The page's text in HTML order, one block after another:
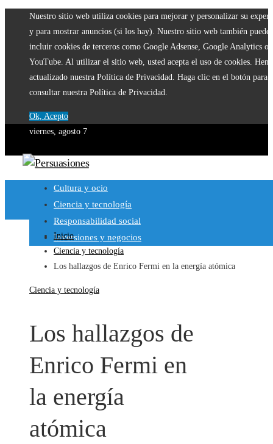
Nuestro sitio web utiliza cookies para mejorar y personalizar su
y para mostrar anuncios (si los hay). Nuestro sitio web también puede
incluir cookies de terceros como Google Adsense, Google Analytics o
YouTube. Al utilizar el sitio web, usted acepta el uso de cookies.
actualizado nuestra Política de Privacidad. Haga clic en el botón para
consultar nuestra Política de Privacidad.
Ok, Acepto
viernes, agosto 7
Cultura y ocio
Ciencia y tecnología
Responsabilidad social
Inversiones y negocios
Inicio
Ciencia y tecnología
Los hallazgos de Enrico Fermi en la energía atómica
Ciencia y tecnología
Los hallazgos de
Enrico Fermi en
la energía
atómica